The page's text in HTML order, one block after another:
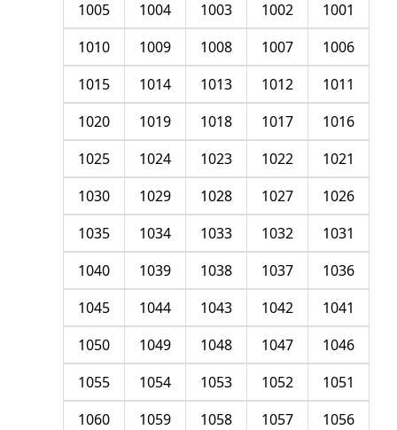
1001
1002
1003
1004
1005
1006
1007
1008
1009
1010
1011
1012
1013
1014
1015
1016
1017
1018
1019
1020
1021
1022
1023
1024
1025
1026
1027
1028
1029
1030
1031
1032
1033
1034
1035
1036
1037
1038
1039
1040
1041
1042
1043
1044
1045
1046
1047
1048
1049
1050
1051
1052
1053
1054
1055
1056
1057
1058
1059
1060